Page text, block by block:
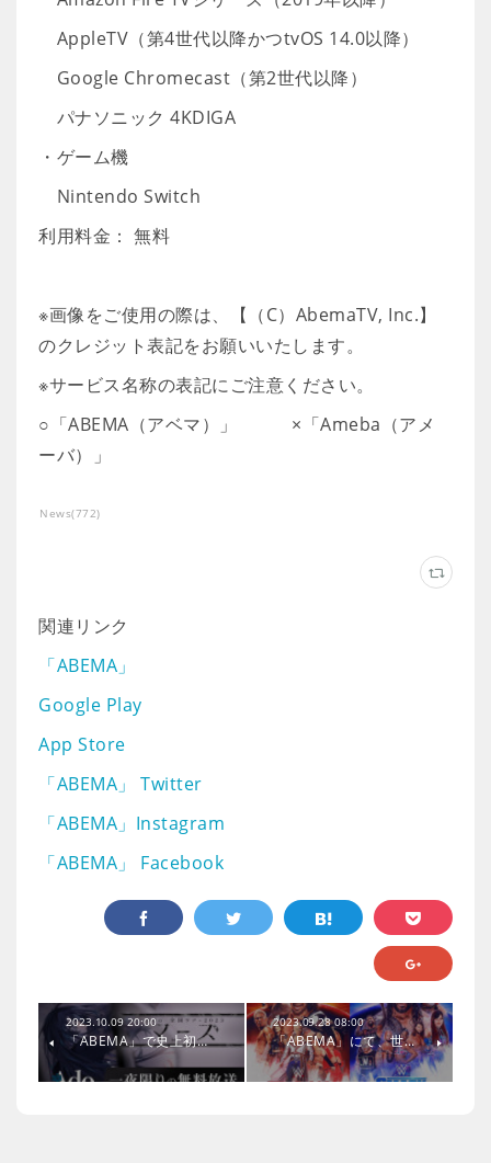
AppleTV（第4世代以降かつtvOS 14.0以降）
Google Chromecast（第2世代以降）
パナソニック 4KDIGA
・ゲーム機
Nintendo Switch
利用料金： 無料
※画像をご使用の際は、【（C）AbemaTV, Inc.】
のクレジット表記をお願いいたします。
※サービス名称の表記にご注意ください。
○「ABEMA（アベマ）」 ×「Ameba（アメ
ーバ）」
News(772)
関連リンク
「ABEMA」
Google Play
App Store
「ABEMA」 Twitter
「ABEMA」Instagram
「ABEMA」 Facebook
2023.10.09 20:00
「ABEMA」で史上初…
2023.09.28 08:00
「ABEMA」にて、世…